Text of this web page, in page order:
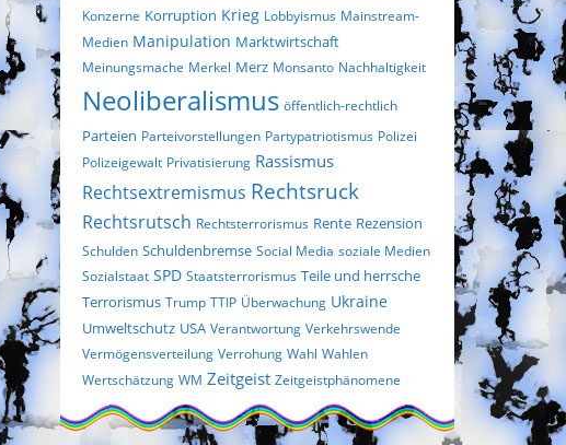
Konzerne Korruption Krieg Lobbyismus Mainstream-
Medien Manipulation Marktwirtschaft
Meinungsmache Merkel Merz Monsanto Nachhaltigkeit
Neoliberalismus öffentlich-rechtlich
Parteien Parteivorstellungen Partypatriotismus Polizei
Polizeigewalt Privatisierung Rassismus
Rechtsextremismus Rechtsruck
Rechtsrutsch Rechtsterrorismus Rente Rezension
Schulden Schuldenbremse Social Media soziale Medien
Sozialstaat SPD Staatsterrorismus Teile und herrsche
Terrorismus Trump TTIP Überwachung Ukraine
Umweltschutz USA Verantwortung Verkehrswende
Vermögensverteilung Verrohung Wahl Wahlen
Wertschätzung WM Zeitgeist Zeitgeistphänomene